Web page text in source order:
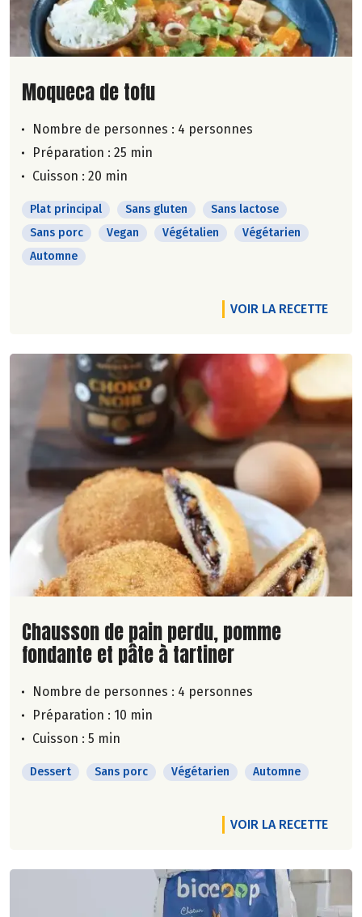
Lire la suite de la recette
Moqueca de tofu
Nombre de personnes : 4 personnes
Préparation : 25 min
Cuisson : 20 min
Plat principal Sans gluten
Sans lactose
Sans porc
Vegan Végétalien
Végétarien
Automne
VOIR LA RECETTE
Lire la suite de la recette
Chausson de pain perdu, pomme
fondante et pâte à tartiner
Nombre de personnes : 4 personnes
Préparation : 10 min
Cuisson : 5 min
Dessert Sans porc Végétarien Automne
VOIR LA RECETTE